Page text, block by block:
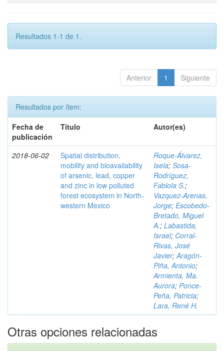
Resultados 1-1 de 1.
Anterior 1 Siguiente
Resultados por ítem:
Fecha de
publicación
Título Autor(es)
2018-06-02
Spatial distribution,
mobility and bioavailability
of arsenic, lead, copper
and zinc in low polluted
forest ecosystem in North-
western Mexico
Roque-Álvarez,
Isela; Sosa-
Rodríguez,
Fabiola S.;
Vazquez-Arenas,
Jorge; Escobedo-
Bretado, Miguel
A.; Labastida,
Israel; Corral-
Rivas, José
Javier;Aragón-
Piña, Antonio;
Armienta, Ma.
Aurora; Ponce-
Peña, Patricia;
Lara, René H.
Otras opciones relacionadas